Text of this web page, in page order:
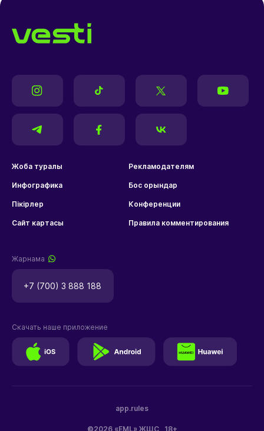
Жоба туралы Рекламодателям
Инфографика Бос орындар
Пікірлер Конференции
Сайт картасы Правила комментирования
Жарнама
+7 (700) 3 888 188
©2026 «EML» ЖШС 18+
app.rules
Скачать наше приложение